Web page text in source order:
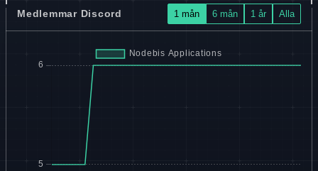
Medlemmar Discord 1 mån 6 mån 1 år Alla